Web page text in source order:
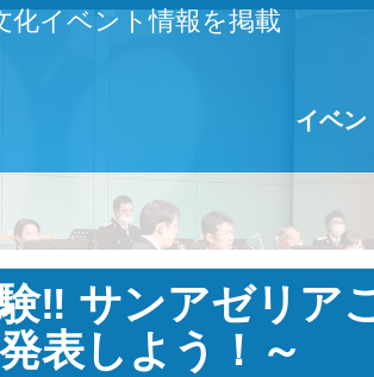
化イベント情報を掲載
イベン
‼ サンアゼリア
表しよう！～